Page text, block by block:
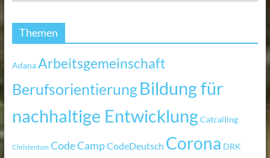
Themen
AdanaArbeitsgemeinschaft
BerufsorientierungBildung für
nachhaltige EntwicklungCatcalling
Christentum Code CampCodeDeutsch Corona DRK